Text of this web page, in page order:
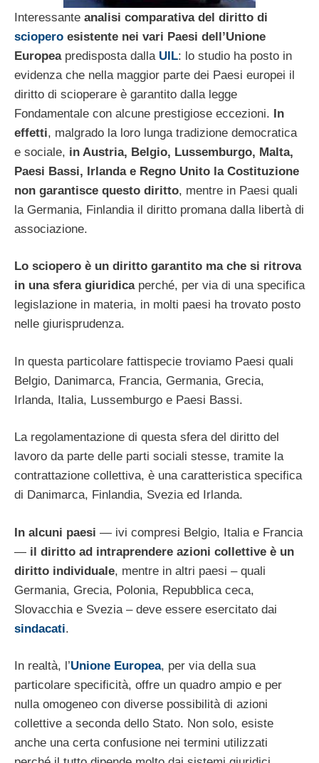
Interessante analisi comparativa del diritto di
sciopero esistente nei vari Paesi dell’Unione
Europeapredisposta dalla UIL: lo studio ha posto in
evidenza che nella maggior parte dei Paesi europei il
diritto di scioperare è garantito dalla legge
Fondamentale con alcune prestigiose eccezioni. In
effetti, malgrado la loro lunga tradizione democratica
e sociale, in Austria, Belgio, Lussemburgo, Malta,
Paesi Bassi, Irlanda e Regno Unito la Costituzione
non garantisce questo diritto, mentre in Paesi quali
la Germania, Finlandia il diritto promana dalla libertà di
associazione.
Lo sciopero è un diritto garantito ma che si ritrova
in una sfera giuridicaperché, per via di una specifica
legislazione in materia, in molti paesi ha trovato posto
nelle giurisprudenza.
In questa particolare fattispecie troviamo Paesi quali
Belgio, Danimarca, Francia, Germania, Grecia,
Irlanda, Italia, Lussemburgo e Paesi Bassi.
La regolamentazione di questa sfera del diritto del
lavoro da parte delle parti sociali stesse, tramite la
contrattazione collettiva, è una caratteristica specifica
di Danimarca, Finlandia, Svezia ed Irlanda.
In alcuni paesi — ivi compresi Belgio, Italia e Francia
— il diritto ad intraprendere azioni collettive è un
diritto individuale, mentre in altri paesi – quali
Germania, Grecia, Polonia, Repubblica ceca,
Slovacchia e Svezia – deve essere esercitato dai
sindacati.
In realtà, l’Unione Europea, per via della sua
particolare specificità, offre un quadro ampio e per
nulla omogeneo con diverse possibilità di azioni
collettive a seconda dello Stato. Non solo, esiste
anche una certa confusione nei termini utilizzati